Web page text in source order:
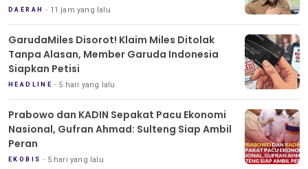
DAERAH 11 jam yang lalu
GarudaMiles Disorot! Klaim Miles Ditolak
Tanpa Alasan, Member Garuda Indonesia
Siapkan Petisi
HEADLINE 5 hari yang lalu
Prabowo dan KADIN Sepakat Pacu Ekonomi
Nasional, Gufran Ahmad: Sulteng Siap Ambil
Peran
EKOBIS 5 hari yang lalu